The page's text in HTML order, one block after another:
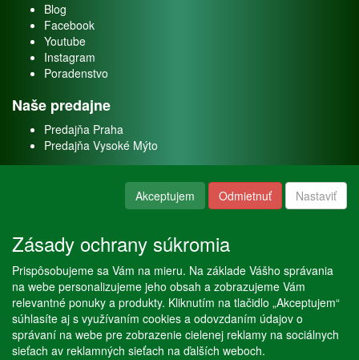
Blog
Facebook
Youtube
Instagram
Poradenstvo
Naše predajne
Predajňa Praha
Predajňa Vysoké Mýto
Naše služby
Servis
Predaj akváriových rýb
Predaj akváriových rastlín
Akceptujem Odmietnuť Nastaviť
Zásady ochrany súkromia
Prispôsobujeme sa Vám na mieru. Na základe Vášho správania
na webe personalizujeme jeho obsah a zobrazujeme Vám
relevantné ponuky a produkty. Kliknutím na tlačidlo „Akceptujem“
súhlasíte aj s využívaním cookies a odovzdaním údajov o
správaní na webe pre zobrazenie cielenej reklamy na sociálnych
sieťach av reklamných sieťach na ďalších weboch.